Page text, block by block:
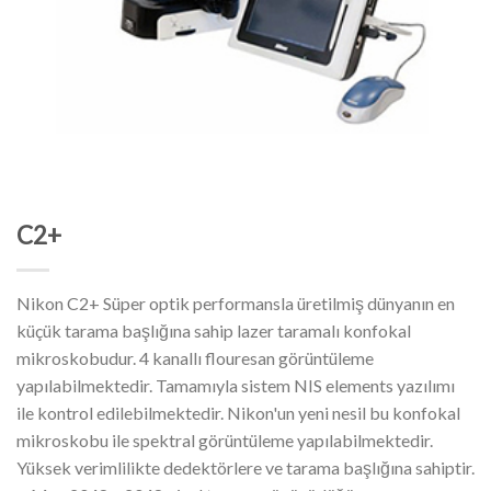
C2+
Nikon C2+ Süper optik performansla üretilmiş dünyanın en
küçük tarama başlığına sahip lazer taramalı konfokal
mikroskobudur. 4 kanallı flouresan görüntüleme
yapılabilmektedir. Tamamıyla sistem NIS elements yazılımı
ile kontrol edilebilmektedir. Nikon'un yeni nesil bu konfokal
mikroskobu ile spektral görüntüleme yapılabilmektedir.
Yüksek verimlilikte dedektörlere ve tarama başlığına sahiptir.